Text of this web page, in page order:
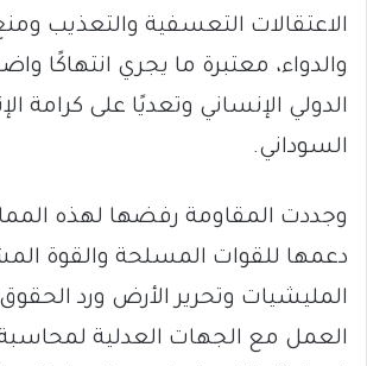
الاعتقالات التعسفية والتعذيب
والدواء، معتبرة ما يجري انتهاكًا
الدولي الإنساني وتعديًا على كرامة
السوداني.
وجددت المقاومة رفضها لهذه
دعمها للقوات المسلحة والقوة
المليشيات وتحرير الأرض ورد
العمل مع الجهات العدلية